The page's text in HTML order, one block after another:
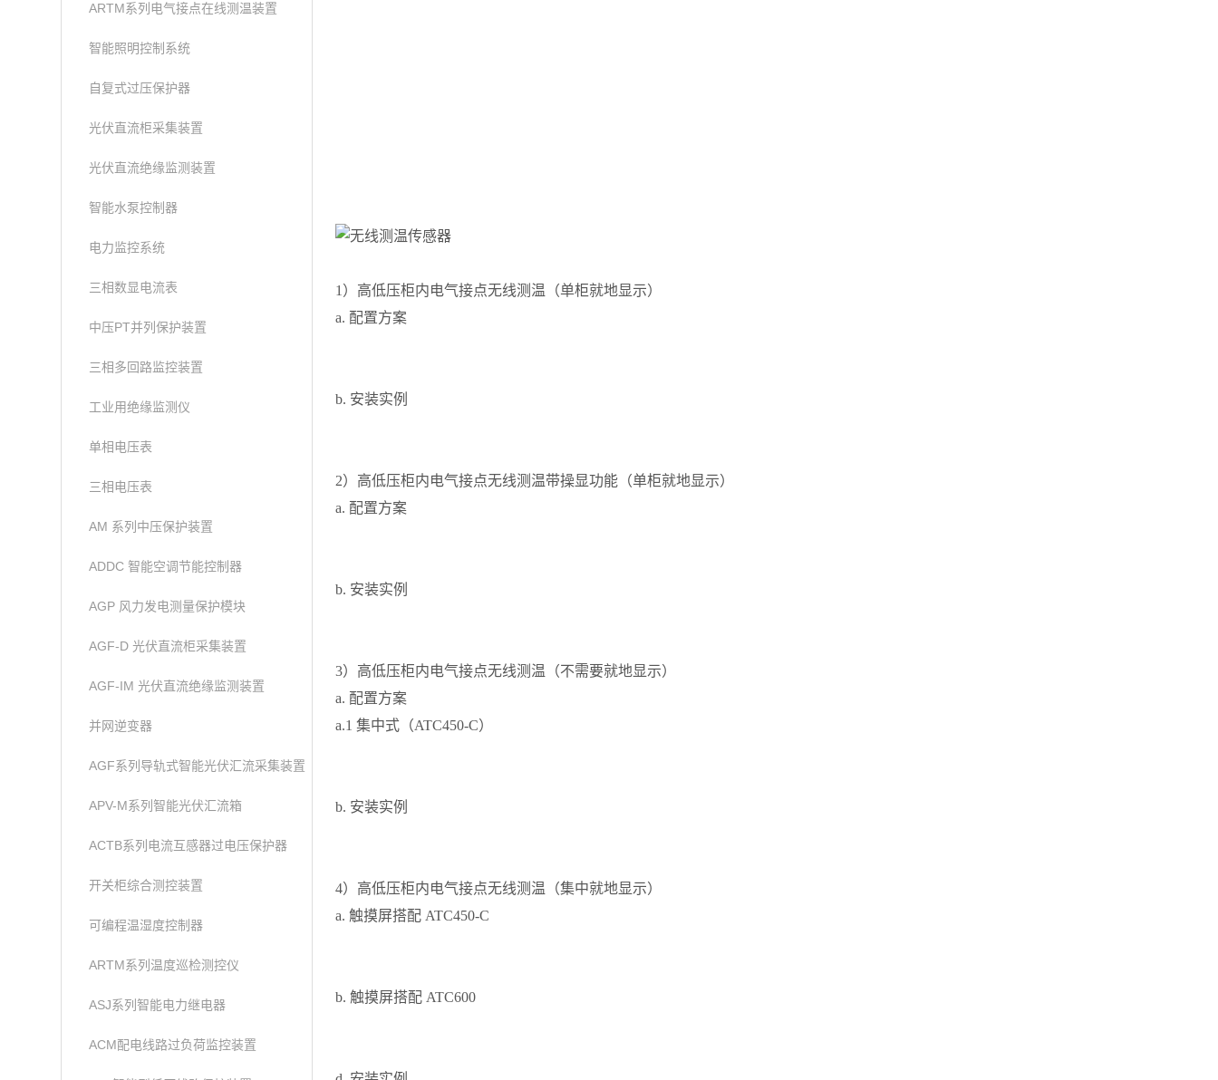
ARTM系列电气接点在线测温装置
智能照明控制系统
自复式过压保护器
光伏直流柜采集装置
光伏直流绝缘监测装置
智能水泵控制器
电力监控系统
三相数显电流表
中压PT并列保护装置
三相多回路监控装置
工业用绝缘监测仪
单相电压表
三相电压表
AM 系列中压保护装置
ADDC 智能空调节能控制器
AGP 风力发电测量保护模块
AGF-D 光伏直流柜采集装置
AGF-IM 光伏直流绝缘监测装置
并网逆变器
AGF系列导轨式智能光伏汇流采集装置
APV-M系列智能光伏汇流箱
ACTB系列电流互感器过电压保护器
开关柜综合测控装置
可编程温湿度控制器
ARTM系列温度巡检测控仪
ASJ系列智能电力继电器
ACM配电线路过负荷监控装置
1）高低压柜内电气接点无线测温（单柜就地显示）
a. 配置方案
b. 安装实例
2）高低压柜内电气接点无线测温带操显功能（单柜就地显示）
a. 配置方案
b. 安装实例
3）高低压柜内电气接点无线测温（不需要就地显示）
a. 配置方案
a.1 集中式（ATC450-C）
b. 安装实例
4）高低压柜内电气接点无线测温（集中就地显示）
a. 触摸屏搭配 ATC450-C
b. 触摸屏搭配 ATC600